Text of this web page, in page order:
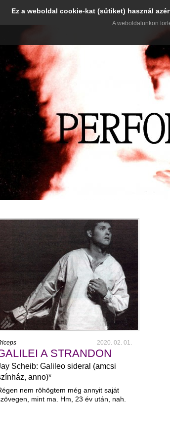
2020. 02. 01.
A STRANDON
Scheib: Galileo sideral (amcsi
anno)*
nem röhögtem még annyit saját
mint ma. Hm, 23 év után, nah.
Ez a weboldal cookie-kat (sütiket) használ
A weboldalunkon